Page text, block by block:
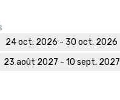
24 oct. 2026 - 30 oct. 2026
23 août 2027 - 10 sept. 2027